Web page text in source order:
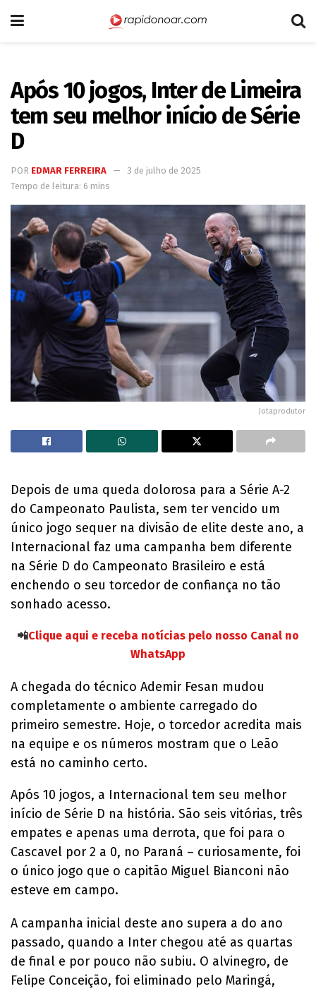
Após 10 jogos, Inter de Limeira
tem seu melhor início de Série
D
POR EDMAR FERREIRA
3 de julho de 2025
Tempo de leitura: 6 mins
Jotaprodutor
Depois de uma queda dolorosa para a Série A-2
do Campeonato Paulista, sem ter vencido um
único jogo sequer na divisão de elite deste ano, a
Internacional faz uma campanha bem diferente
na Série D do Campeonato Brasileiro e está
enchendo o seu torcedor de confiança no tão
sonhado acesso.
📲Clique aqui e receba notícias pelo nosso Canal no
WhatsApp
A chegada do técnico Ademir Fesan mudou
completamente o ambiente carregado do
primeiro semestre. Hoje, o torcedor acredita mais
na equipe e os números mostram que o Leão
está no caminho certo.
Após 10 jogos, a Internacional tem seu melhor
início de Série D na história. São seis vitórias, três
empates e apenas uma derrota, que foi para o
Cascavel por 2 a 0, no Paraná – curiosamente, foi
o único jogo que o capitão Miguel Bianconi não
esteve em campo.
A campanha inicial deste ano supera a do ano
passado, quando a Inter chegou até as quartas
de final e por pouco não subiu. O alvinegro, de
Felipe Conceição, foi eliminado pelo Maringá,